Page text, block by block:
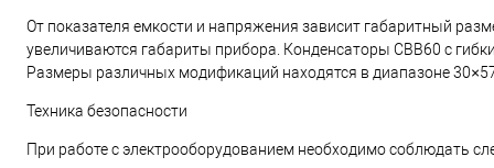
От показателя емкости и напряжения зависит габаритный
увеличиваются габариты прибора. Конденсаторы СВВ60 с
Размеры различных модификаций находятся в диапазоне
Техника безопасности
При работе с электрооборудованием необходимо соблюдать